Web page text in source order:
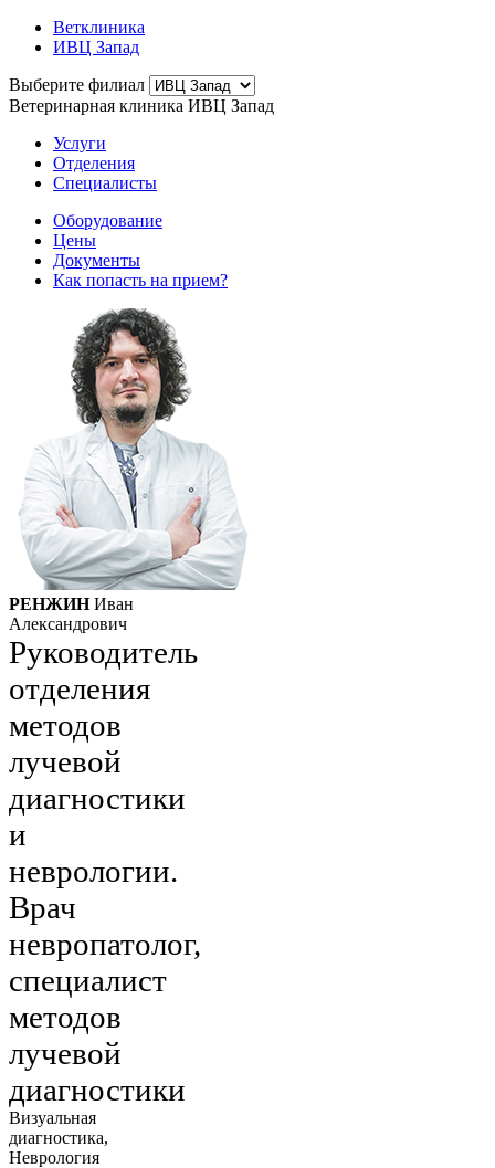
Ветклиника
ИВЦ Запад
Выберите филиал
Ветеринарная клиника ИВЦ Запад
Услуги
Отделения
Специалисты
Оборудование
Цены
Документы
Как попасть на прием?
РЕНЖИНИван
Александрович
Руководитель
отделения
методов
лучевой
диагностики
и
неврологии.
Врач
невропатолог,
специалист
методов
лучевой
диагностики
Визуальная
диагностика,
Неврология